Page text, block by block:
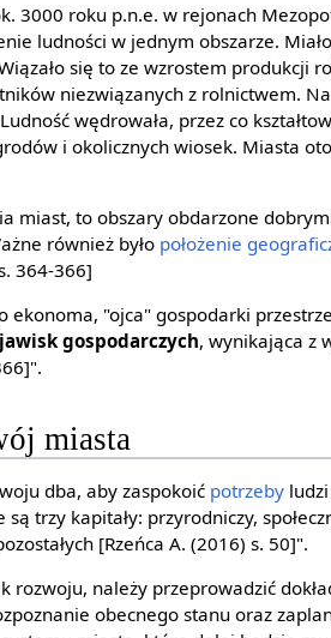
3000 roku p.n.e. w rejonach
ludności w jednym obszarze.
się to ze wzrostem produkcji
niezwiązanych z rolnictwem.
wędrowała, przez co
i okolicznych wiosek. Miasta
miast, to obszary obdarzone
również było położenie
364-366]
ekonoma, "ojca" gospodarki
gospodarczych, wynikająca z
miasta
dba, aby zaspokoić potrzeby
trzy kapitały: przyrodniczy,
[Rzeńca A. (2016) s. 50]".
rozwoju, należy przeprowadzić
obecnego stanu oraz